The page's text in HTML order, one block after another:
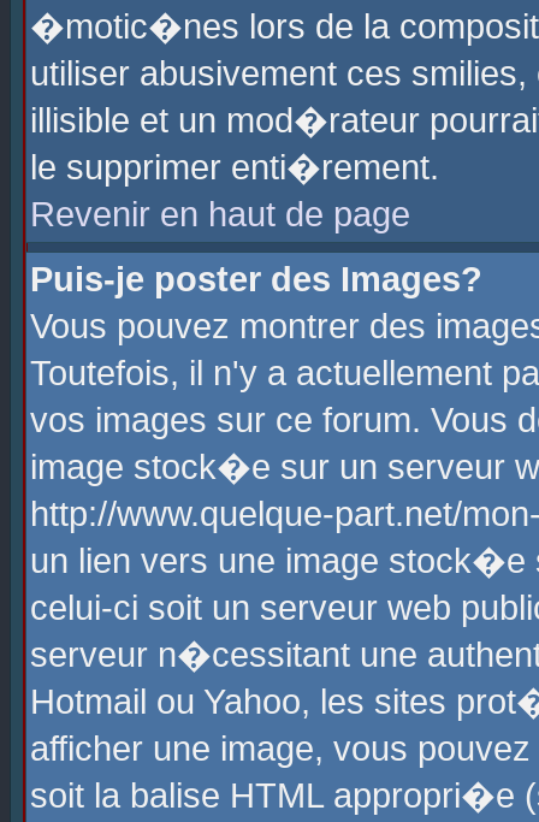
�motic�nes lors de la
utiliser abusivement ces
illisible et un mod�rateur
le supprimer enti�rement.
Revenir en haut de page
Puis-je poster des Images?
Vous pouvez montrer des
Toutefois, il n'y a actuellement
vos images sur ce forum. Vous
image stock�e sur un serveur
http://www.quelque-part.net/
un lien vers une image
celui-ci soit un serveur web
serveur n�cessitant une
Hotmail ou Yahoo, les sites
afficher une image, vous
soit la balise HTML